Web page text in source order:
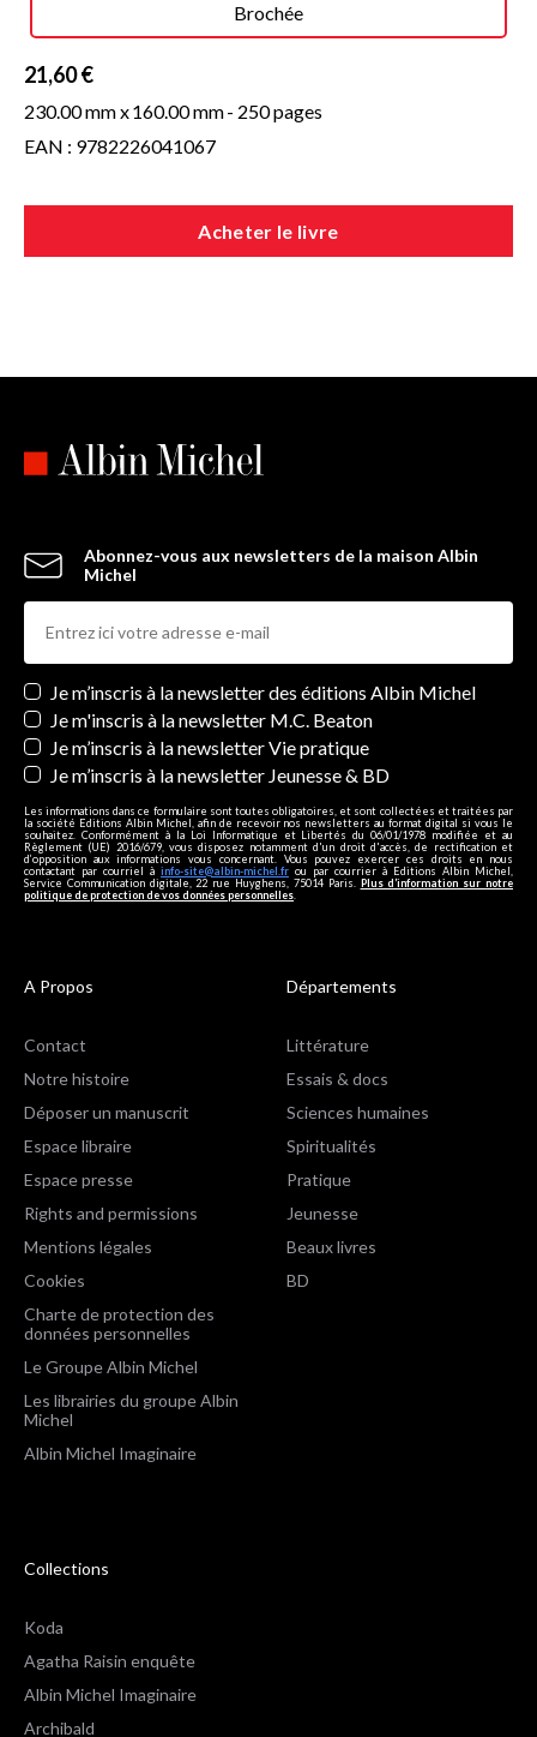
Brochée
21,60 €
230.00 mm x160.00 mm- 250 pages
EAN : 9782226041067
Acheter le livre
Abonnez-vous aux newsletters de la maison Albin
Michel
Newsletters
Je m’inscris à la newsletter des éditions Albin Michel
Je m'inscris à la newsletter M.C. Beaton
Je m’inscris à la newsletter Vie pratique
Je m’inscris à la newsletter Jeunesse & BD
Les informations dans ce formulaire sont toutes obligatoires, et sont collectées et traitées par
la société Editions Albin Michel, afin de recevoir nos newsletters au format digital si vous le
souhaitez. Conformément à la Loi Informatique et Libertés du 06/01/1978 modifiée et au
Règlement (UE) 2016/679, vous disposez notamment d'un droit d'accès, de rectification et
d’opposition aux informations vous concernant. Vous pouvez exercer ces droits en nous
contactant par courriel à info-site@albin-michel.fr ou par courrier à Editions Albin Michel,
Service Communication digitale, 22 rue Huyghens, 75014 Paris. Plus d’information sur notre
politique de protection de vos données personnelles.
A Propos
Contact
Notre histoire
Déposer un manuscrit
Espace libraire
Espace presse
Rights and permissions
Mentions légales
Cookies
Charte de protection des
données personnelles
Le Groupe Albin Michel
Les librairies du groupe Albin
Michel
Albin Michel Imaginaire
Départements
Littérature
Essais & docs
Sciences humaines
Spiritualités
Pratique
Jeunesse
Beaux livres
BD
Collections
Koda
Agatha Raisin enquête
Albin Michel Imaginaire
Archibald